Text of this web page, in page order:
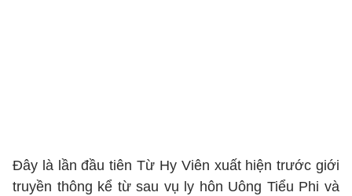
Đây là lần đầu tiên Từ Hy Viên xuất hiện trước giới
truyền thông kể từ sau vụ ly hôn Uông Tiểu Phi và